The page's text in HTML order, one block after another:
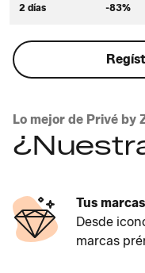
2 días -83%
Lo mejor de Privé by
Tus
Desde
marcas